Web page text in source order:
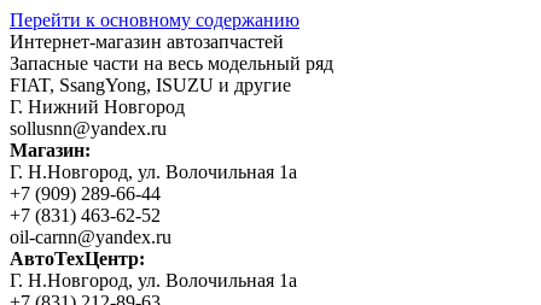
Перейти к основному содержанию
Интернет-магазин автозапчастей
Запасные части на весь модельный ряд
FIAT, SsangYong, ISUZU и другие
Г. Нижний Новгород
sollusnn@yandex.ru
Магазин:
Г. Н.Новгород, ул. Волочильная 1а
+7 (909) 289-66-44
+7 (831) 463-62-52
oil-carnn@yandex.ru
АвтоТехЦентр:
Г. Н.Новгород, ул. Волочильная 1а